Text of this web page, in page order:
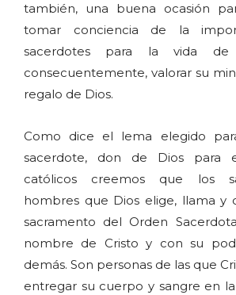
también, una buena ocasión
tomar conciencia de la
sacerdotes para la vida
consecuentemente, valorar su
regalo de Dios.
Como dice el lema elegido
sacerdote, don de Dios para
católicos creemos que los
hombres que Dios elige, llama y
sacramento del Orden
nombre de Cristo y con su
demás. Son personas de las que
entregar su cuerpo y sangre en la